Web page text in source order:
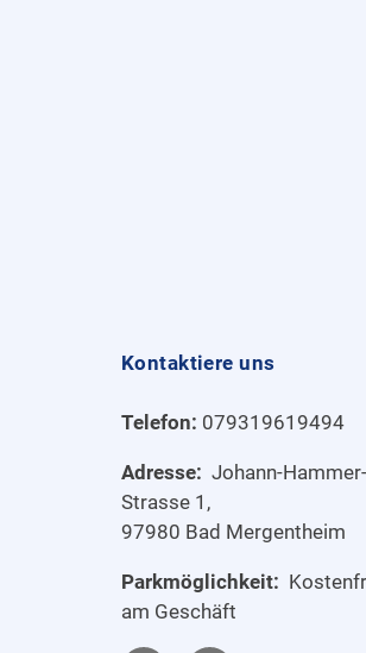
Kontaktiere uns
Telefon: 079319619494
Adresse: Johann-Hammer-
Strasse 1,
97980 Bad Mergentheim
Parkmöglichkeit:
am Geschäft